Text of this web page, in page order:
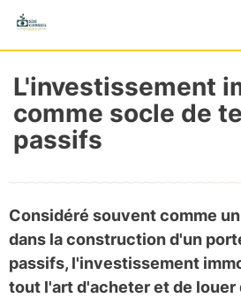
L'investissement
comme socle de
passifs
Considéré souvent comme
dans la construction d'un
passifs, l'investissement
tout l'art d'acheter et de louer